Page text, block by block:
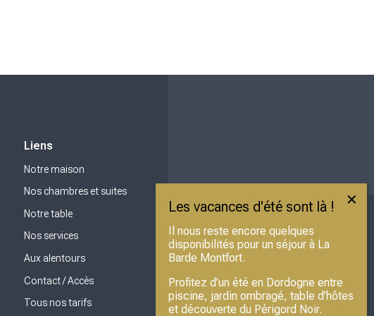
Liens
Notre maison
Nos chambres et suites
Notre table
Nos services
Aux alentours
Contact / Accès
Tous nos tarifs
Il nous reste encore quelques
disponibilités pour un séjour à La
Barde Montfort.
Profitez d’un été en Dordogne entre
piscine, jardin ombragé, table d’hôtes
et découverte du Périgord Noir.